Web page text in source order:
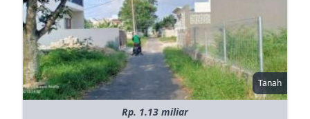
Tanah
Rp. 1.13 miliar